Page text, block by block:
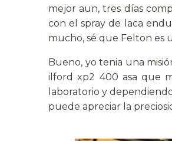
mejor aun, tres días
con el spray de laca
mucho, sé que Felton es
Bueno, yo tenia una
ilford xp2 400 asa que
laboratorio y
puede apreciar la